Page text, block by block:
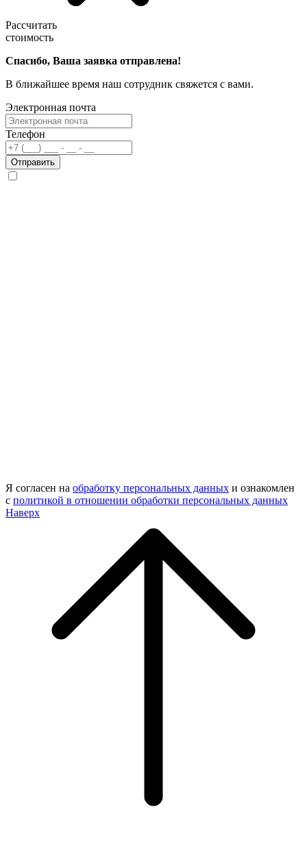
Рассчитать
стоимость
Спасибо, Ваша заявка отправлена!
В ближайшее время наш сотрудник свяжется с вами.
Электронная почта
Телефон
Отправить
Я согласен на обработку персональных данных и ознакомлен
с политикой в отношении обработки персональных данных
Наверх